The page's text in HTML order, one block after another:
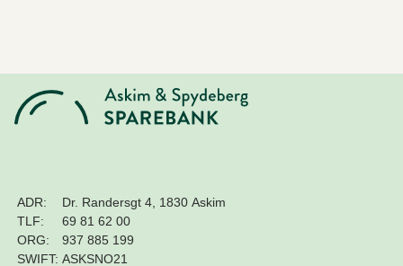
ADR:
Dr. Randersgt 4, 1830 Askim
TLF:
69 81 62 00
ORG:
937 885 199
SWIFT: ASKSNO21